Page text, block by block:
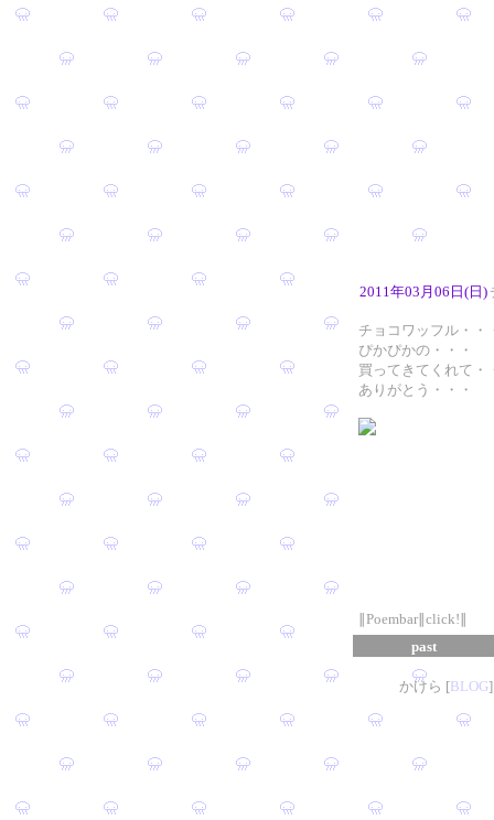
2011年03月06日(日)
チョコワッフル・・
ぴかぴかの・・・
買ってきてくれて・
ありがとう・・・
∥Poembar∥click!∥
past
かけら [BLOG